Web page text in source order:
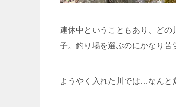
連休中ということもあり、ど
子。釣り場を選ぶのにかなり苦
ようやく入れた川では…なんと